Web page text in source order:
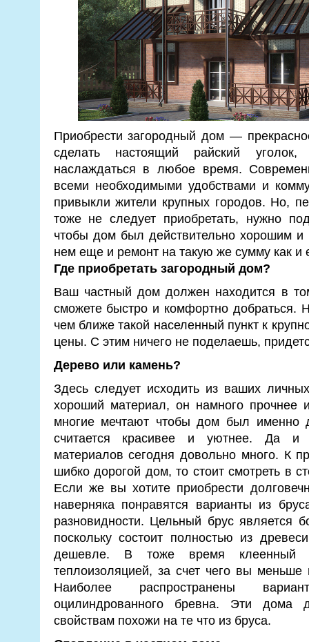
Приобрести загородный дом —
сделать настоящий райский
наслаждаться в любое время.
всеми необходимыми удобствами и
привыкли жители крупных городов. Но,
тоже не следует приобретать, нужно
чтобы дом был действительно хорошим
нем еще и ремонт на такую же сумму как и
Где приобретать загородный дом?
Ваш частный дом должен находится в
сможете быстро и комфортно добраться.
чем ближе такой населенный пункт к
цены. С этим ничего не поделаешь,
Дерево или камень?
Здесь следует исходить из ваших
хороший материал, он намного прочнее
многие мечтают чтобы дом был именно
считается красивее и уютнее. Да и
материалов сегодня довольно много. К
шибко дорогой дом, то стоит смотреть в
Если же вы хотите приобрести
наверняка понравятся варианты из
разновидности. Цельный брус является
поскольку состоит полностью из
дешевле. В тоже время клеенный
теплоизоляцией, за счет чего вы меньше
Наиболее распространены
оцилиндрованного бревна. Эти дома
свойствам похожи на те что из бруса.